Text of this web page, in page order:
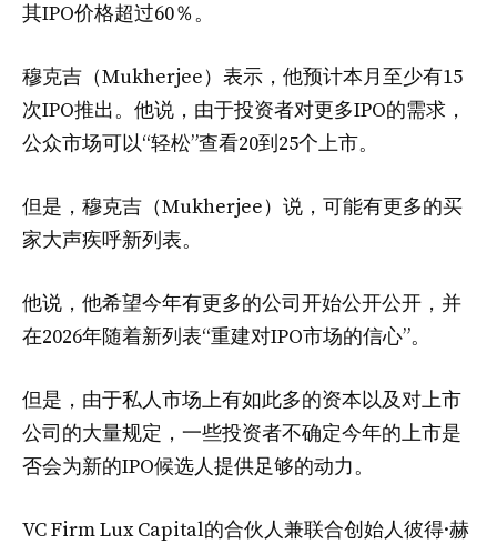
其IPO价格超过60％。
穆克吉（Mukherjee）表示，他预计本月至少有15
次IPO推出。他说，由于投资者对更多IPO的需求，
公众市场可以“轻松”查看20到25个上市。
但是，穆克吉（Mukherjee）说，可能有更多的买
家大声疾呼新列表。
他说，他希望今年有更多的公司开始公开公开，并
在2026年随着新列表“重建对IPO市场的信心”。
但是，由于私人市场上有如此多的资本以及对上市
公司的大量规定，一些投资者不确定今年的上市是
否会为新的IPO候选人提供足够的动力。
VC Firm Lux Capital的合伙人兼联合创始人彼得·赫